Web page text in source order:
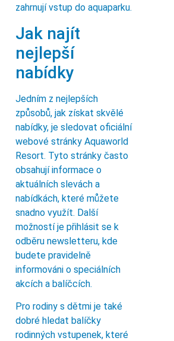
zahrnují vstup do aquaparku.
Jak najít
nejlepší
nabídky
Jedním z nejlepších
způsobů, jak získat skvělé
nabídky, je sledovat oficiální
webové stránky Aquaworld
Resort. Tyto stránky často
obsahují informace o
aktuálních slevách a
nabídkách, které můžete
snadno využít. Další
možností je přihlásit se k
odběru newsletteru, kde
budete pravidelně
informováni o speciálních
akcích a balíčcích.
Pro rodiny s dětmi je také
dobré hledat balíčky
rodinných vstupenek, které